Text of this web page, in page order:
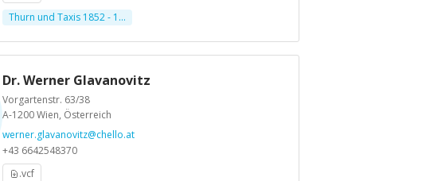
Thurn und Taxis 1852 - 1...
Dr. Werner Glavanovitz
Vorgartenstr. 63/38
A-1200 Wien, Österreich
werner.glavanovitz@chello.at
+43 6642548370
.vcf